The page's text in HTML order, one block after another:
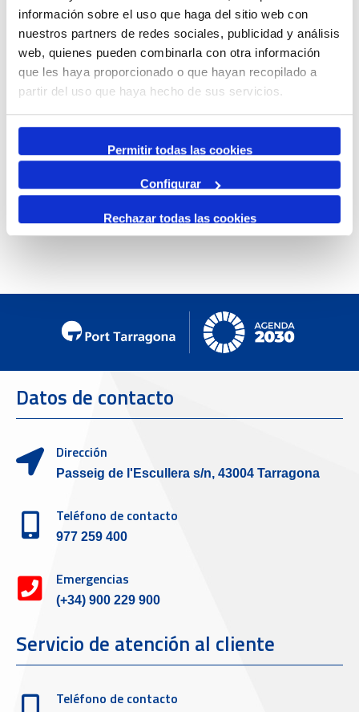
información sobre el uso que haga del sitio web con
nuestros partners de redes sociales, publicidad y análisis
web, quienes pueden combinarla con otra información
que les haya proporcionado o que hayan recopilado a
partir del uso que haya hecho de sus servicios.
Permitir todas las cookies
Configurar
Rechazar todas las cookies
Mensual
Ir al mes específico
Día Anterior
Siguiente Día
Datos de contacto
Dirección
Passeig de l'Escullera s/n, 43004 Tarragona
Teléfono de contacto
977 259 400
Emergencias
(+34) 900 229 900
Servicio de atención al cliente
Teléfono de contacto